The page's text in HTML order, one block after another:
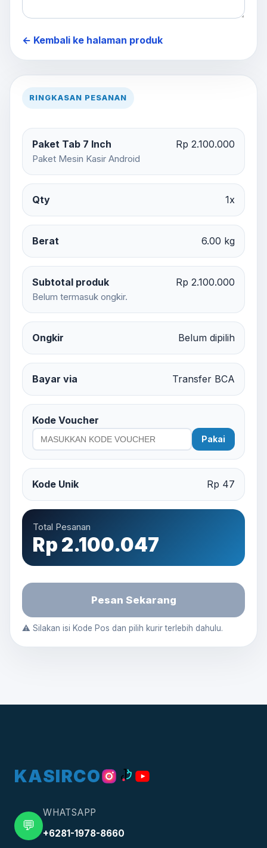
← Kembali ke halaman produk
RINGKASAN PESANAN
Paket Tab 7 Inch
Paket Mesin Kasir Android
Rp 2.100.000
Qty 1x
Berat 6.00 kg
Subtotal produk
Belum termasuk ongkir.
Rp 2.100.000
Ongkir Belum dipilih
Bayar via Transfer BCA
Kode Voucher
Pakai
Kode Unik Rp 47
Total Pesanan
Rp 2.100.047
Pesan Sekarang
⚠️ Silakan isi Kode Pos dan pilih kurir terlebih dahulu.
KASIRCO
💬
WHATSAPP
+6281-1978-8660